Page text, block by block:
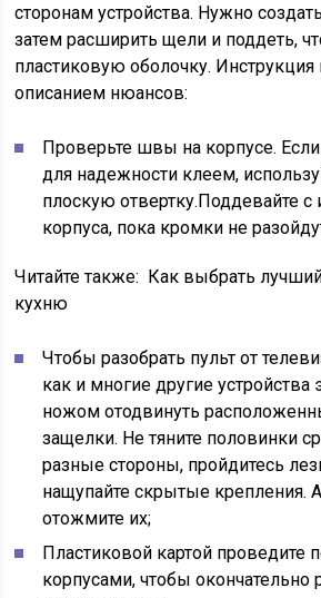
сторонам устройства. Нужно
затем расширить щели и поддеть,
пластиковую оболочку. Инструкция
описанием нюансов:
Проверьте швы на корпусе.
для надежности клеем,
плоскую отвертку.Поддевайте
корпуса, пока кромки не
Читайте также: Как выбрать
кухню
Чтобы разобрать пульт от
как и многие другие устройства
ножом отодвинуть
защелки. Не тяните половинки
разные стороны, пройдитесь
нащупайте скрытые крепления.
отожмите их;
Пластиковой картой
корпусами, чтобы окончательно